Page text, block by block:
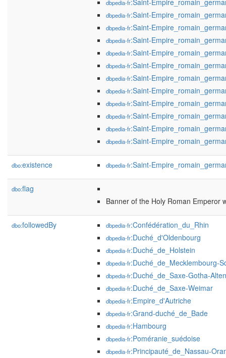
dbpedia-fr:Saint-
dbpedia-fr:Saint-
dbpedia-fr:Saint-
dbpedia-fr:Saint-
dbpedia-fr:Saint-
dbpedia-fr:Saint-
dbpedia-fr:Saint-
dbpedia-fr:Saint-
dbpedia-fr:Saint-
dbpedia-fr:Saint-
dbpedia-fr:Saint-
dbpedia-fr:Saint-
dbo:existence dbpedia-fr:Saint-
dbo:flag
Banner of the Holy Roman Emperor
dbo:followedBy dbpedia-fr:Confédération_du_Rhin
dbpedia-fr:Duché_d'Oldenbourg
dbpedia-fr:Duché_de_Holstein
dbpedia-fr:Duché_de_Mecklembourg-
dbpedia-fr:Duché_de_Saxe-Gotha-
dbpedia-fr:Duché_de_Saxe-Weimar
dbpedia-fr:Empire_d'Autriche
dbpedia-fr:Grand-duché_de_Bade
dbpedia-fr:Hambourg
dbpedia-fr:Poméranie_suédoise
dbpedia-fr:Principauté_de_Nassau-